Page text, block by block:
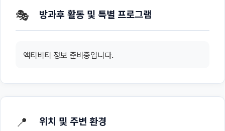
🎭 방과후 활동 및 특별 프로그램
액티비티 정보 준비중입니다.
📍 위치 및 주변 환경